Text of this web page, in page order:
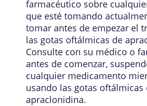
farmacéutico sobre
que esté tomando
tomar antes de empezar el
las gotas oftálmicas de
Consulte con su médico o
antes de comenzar,
cualquier medicamento
usando las gotas oftálmicas
apraclonidina.